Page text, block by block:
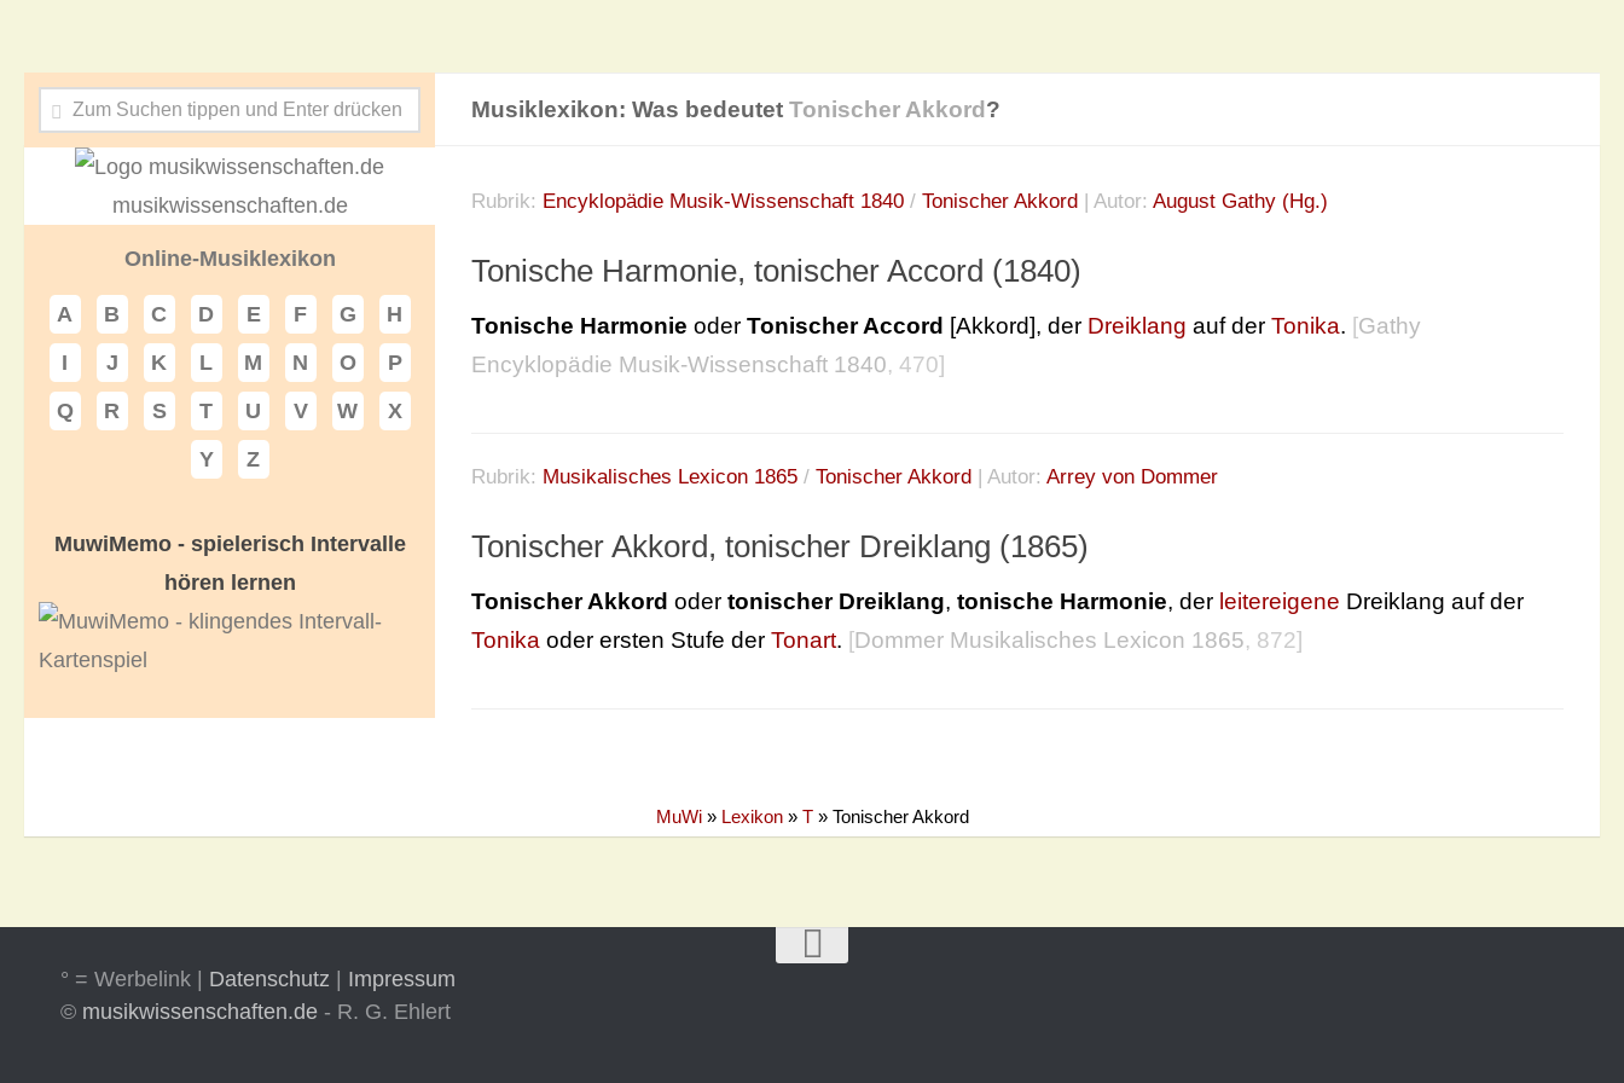
Musiklexikon: Was bedeutet Tonischer Akkord ?
Rubrik: Encyklopädie Musik-Wissenschaft 1840 / Tonischer Akkord | Autor: August Gathy (Hg.)
Tonische Harmonie, tonischer Accord (1840)
Tonische Harmonie oder Tonischer Accord [Akkord], der Dreiklang auf der Tonika. [Gathy
Encyklopädie Musik-Wissenschaft 1840, 470]
Rubrik: Musikalisches Lexicon 1865 / Tonischer Akkord | Autor: Arrey von Dommer
Tonischer Akkord, tonischer Dreiklang (1865)
Tonischer Akkord oder tonischer Dreiklang, tonische Harmonie, der leitereigene Dreiklang auf der
Tonika oder ersten Stufe der Tonart. [Dommer Musikalisches Lexicon 1865, 872]
musikwissenschaften.de
Online-Musiklexikon
A B C D E F G
H
I
J K L M N O
P
Q
R S T U V W
X
Y
Z
MuwiMemo - spielerisch Intervalle
hören lernen
MuWi» Lexikon» T» Tonischer Akkord
° = Werbelink | Datenschutz
Impressum
© musikwissenschaften.de - R. G. Ehlert